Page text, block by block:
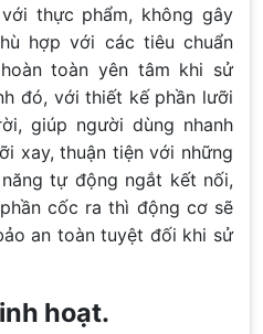
thực phẩm, không gây
hợp với các tiêu chuẩn
toàn yên tâm khi sử
đó, với thiết kế phần lưỡi
giúp người dùng nhanh
xay, thuận tiện với những
tự động ngắt kết nối,
cốc ra thì động cơ sẽ
an toàn tuyệt đối khi sử
hoạt.